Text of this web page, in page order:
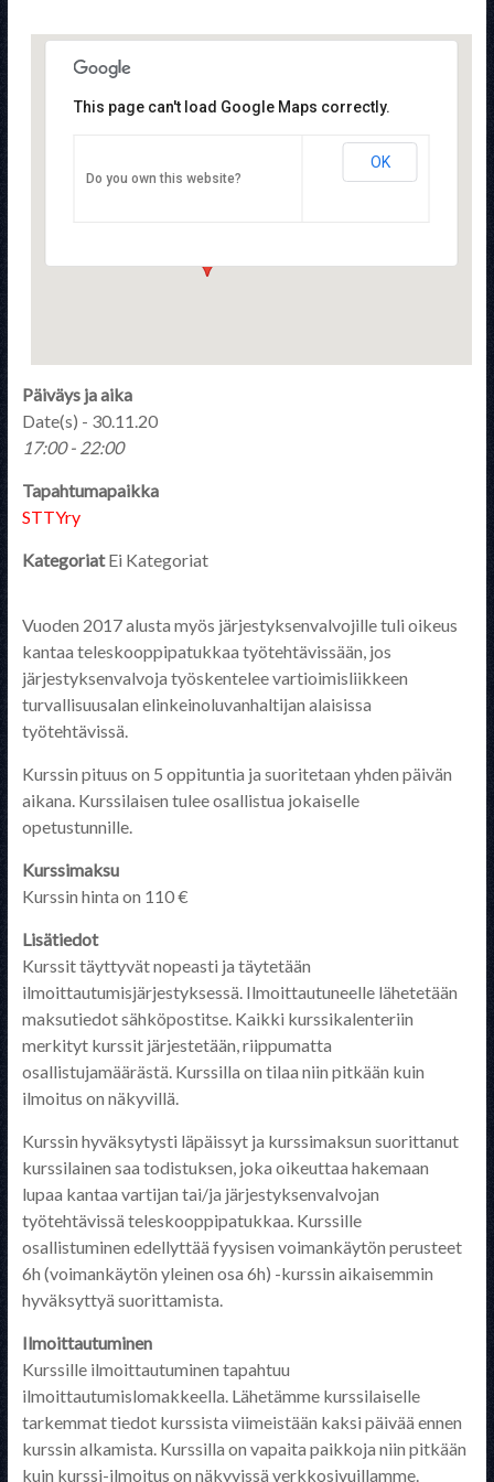
Pulttitie 16 - Helsinki
This page can't load Google Maps correctly.
Do you own this website?
OK
Päiväys ja aika
Date(s) - 30.11.20
17:00 - 22:00
Tapahtumapaikka
STTYry
KategoriatEi Kategoriat
Vuoden 2017 alusta myös järjestyksenvalvojille tuli oikeus
kantaa teleskooppipatukkaa työtehtävissään, jos
järjestyksenvalvoja työskentelee vartioimisliikkeen
turvallisuusalan elinkeinoluvanhaltijan alaisissa
työtehtävissä.
Kurssin pituus on 5 oppituntia ja suoritetaan yhden päivän
aikana. Kurssilaisen tulee osallistua jokaiselle
opetustunnille.
Kurssimaksu
Kurssin hinta on 110 €
Lisätiedot
Kurssit täyttyvät nopeasti ja täytetään
ilmoittautumisjärjestyksessä. Ilmoittautuneelle lähetetään
maksutiedot sähköpostitse. Kaikki kurssikalenteriin
merkityt kurssit järjestetään, riippumatta
osallistujamäärästä. Kurssilla on tilaa niin pitkään kuin
ilmoitus on näkyvillä.
Kurssin hyväksytysti läpäissyt ja kurssimaksun suorittanut
kurssilainen saa todistuksen, joka oikeuttaa hakemaan
lupaa kantaa vartijan tai/ja järjestyksenvalvojan
työtehtävissä teleskooppipatukkaa. Kurssille
osallistuminen edellyttää fyysisen voimankäytön perusteet
6h (voimankäytön yleinen osa 6h) -kurssin aikaisemmin
hyväksyttyä suorittamista.
Ilmoittautuminen
Kurssille ilmoittautuminen tapahtuu
ilmoittautumislomakkeella. Lähetämme kurssilaiselle
tarkemmat tiedot kurssista viimeistään kaksi päivää ennen
kurssin alkamista. Kurssilla on vapaita paikkoja niin pitkään
kuin kurssi-ilmoitus on näkyvissä verkkosivuillamme.